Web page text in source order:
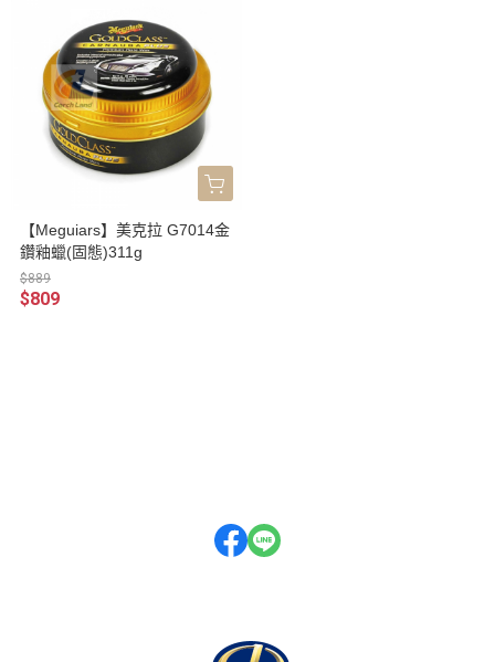
【Meguiars】美克拉 G7014金
鑽釉蠟(固態)311g
$889
$809